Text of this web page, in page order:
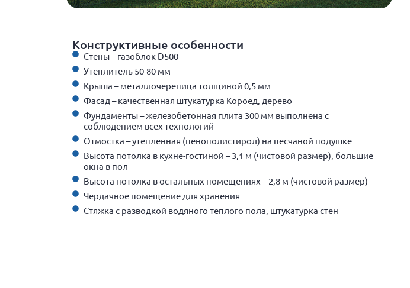
Конструктивные особенности
Стены – газоблок D500
Утеплитель 50-80 мм
Крыша – металлочерепица толщиной 0,5 мм
Фасад – качественная штукатурка Короед, дерево
Фундаменты – железобетонная плита 300 мм выполнена с
соблюдением всех технологий
Отмостка – утепленная (пенополистирол) на песчаной подушке
Высота потолка в кухне-гостиной – 3,1 м (чистовой размер), большие
окна в пол
Высота потолка в остальных помещениях – 2,8 м (чистовой размер)
Чердачное помещение для хранения
Cтяжка с разводкой водяного теплого пола, штукатурка стен